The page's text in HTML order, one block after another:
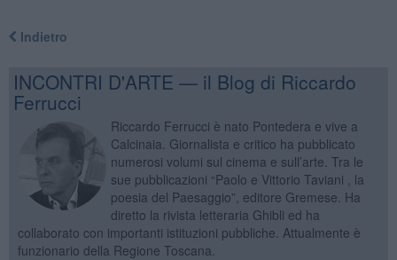
Indietro
INCONTRI D'ARTE — il Blog di Riccardo
Ferrucci
Riccardo Ferrucci è nato Pontedera e vive a
Calcinaia. Giornalista e critico ha pubblicato
numerosi volumi sul cinema e sull’arte. Tra le
sue pubblicazioni “Paolo e Vittorio Taviani , la
poesia del Paesaggio”, editore Gremese. Ha
diretto la rivista letteraria Ghibli ed ha
collaborato con importanti istituzioni pubbliche. Attualmente è
funzionario della Regione Toscana.